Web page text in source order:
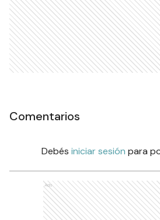
Comentarios
Debés iniciar sesión para
Ads